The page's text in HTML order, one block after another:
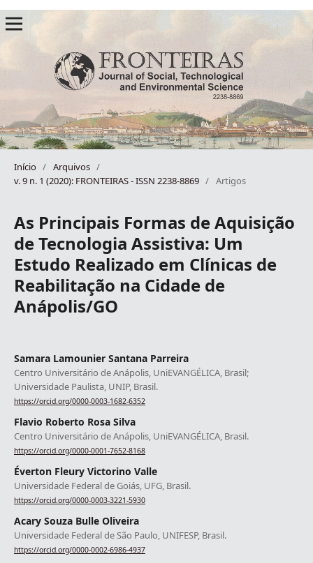
Início / Arquivos /
v. 9 n. 1 (2020): FRONTEIRAS - ISSN 2238-8869 / Artigos
As Principais Formas de Aquisição
de Tecnologia Assistiva: Um
Estudo Realizado em Clínicas de
Reabilitação na Cidade de
Anápolis/GO
Samara Lamounier Santana Parreira
Centro Universitário de Anápolis, UniEVANGÉLICA, Brasil;
Universidade Paulista, UNIP, Brasil.
https://orcid.org/0000-0003-1682-6352
Flavio Roberto Rosa Silva
Centro Universitário de Anápolis, UniEVANGÉLICA, Brasil.
https://orcid.org/0000-0001-7652-8168
Éverton Fleury Victorino Valle
Universidade Federal de Goiás, UFG, Brasil.
https://orcid.org/0000-0003-3221-5930
Acary Souza Bulle Oliveira
Universidade Federal de São Paulo, UNIFESP, Brasil.
https://orcid.org/0000-0002-6986-4937